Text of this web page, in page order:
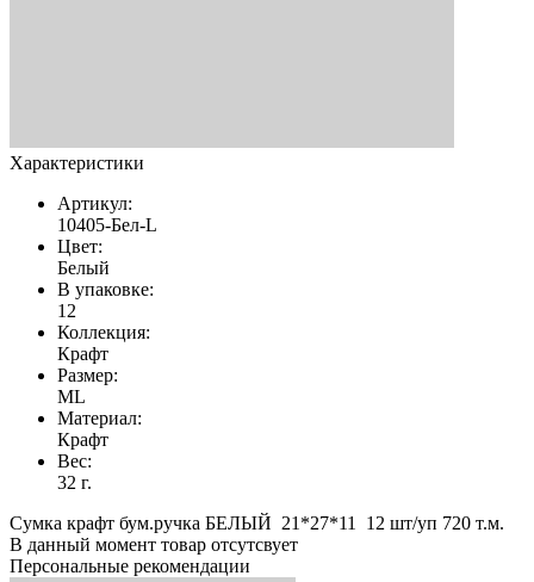
Характеристики
Артикул:
10405-Бел-L
Цвет:
Белый
В упаковке:
12
Коллекция:
Крафт
Размер:
ML
Материал:
Крафт
Вес:
32 г.
Сумка крафт бум.ручка БЕЛЫЙ 21*27*11 12 шт/уп 720 т.м.
В данный момент товар отсутсвует
Персональные рекомендации